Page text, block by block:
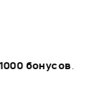
бонусов.